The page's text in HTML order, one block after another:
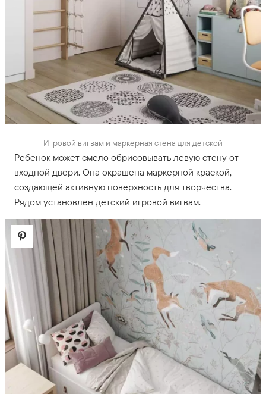
Игровой вигвам и маркерная стена для детской
Ребенок может смело обрисовывать левую стену от
входной двери. Она окрашена маркерной краской,
создающей активную поверхность для творчества.
Рядом установлен детский игровой вигвам.